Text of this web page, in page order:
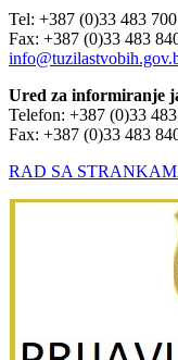
Tel: +387 (0)33 483 700
Fax: +387 (0)33 483
Ured za informiranje
Telefon: +387 (0)33 483
Fax: +387 (0)33 483
RAD SA